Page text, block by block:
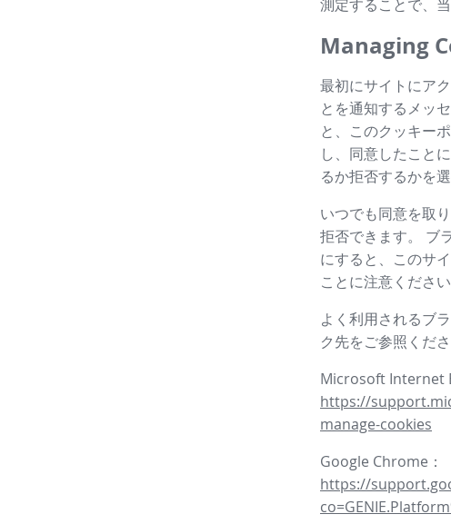
測定することで、
Managing
最初にサイトにア
とを通知するメッ
と、このクッキー
し、同意したこと
るか拒否するかを選
いつでも同意を取
拒否できます。 ブ
にすると、このサ
ことに注意くださ
よく利用されるブ
ク先をご参照くださ
Microsoft Internet
https://
manage-cookies
Google Chrome：
https://